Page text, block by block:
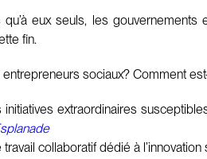
eux seuls, les
fin.
sociaux? Comment
extraordinaires
collaboratif dédié à